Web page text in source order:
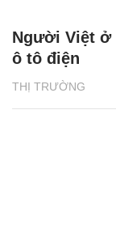
THỊ TRƯỜNG
Người Việt ở
ô tô điện